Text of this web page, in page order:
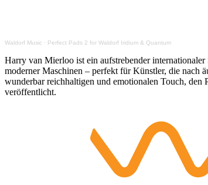
Waldorf Music · Perfect Pads 2 for Waldorf Iridium & Quantum
Harry van Mierloo ist ein aufstrebender
moderner Maschinen – perfekt für Künstler, die nach
wunderbar reichhaltigen und emotionalen Touch,
veröffentlicht.